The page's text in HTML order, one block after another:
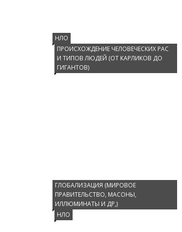
НЛО
ПРОИСХОЖДЕНИЕ ЧЕЛОВЕЧЕСКИХ РАС
И ТИПОВ ЛЮДЕЙ (ОТ КАРЛИКОВ ДО
ГИГАНТОВ)
ГЛОБАЛИЗАЦИЯ (МИРОВОЕ
ПРАВИТЕЛЬСТВО, МАСОНЫ,
ИЛЛЮМИНАТЫ И ДР,)
НЛО